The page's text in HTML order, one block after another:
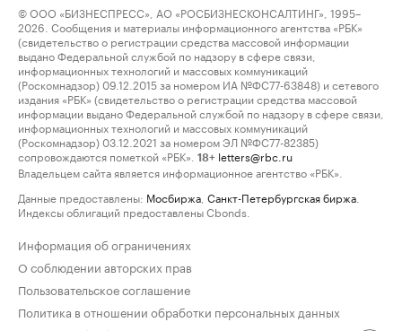
© ООО «БИЗНЕСПРЕСС», АО «РОСБИЗНЕСКОНСАЛТИНГ», 1995–
2026. Сообщения и материалы информационного агентства «РБК»
(свидетельство о регистрации средства массовой информации
выдано Федеральной службой по надзору в сфере связи,
информационных технологий и массовых коммуникаций
(Роскомнадзор) 09.12.2015 за номером ИА №ФС77-63848) и сетевого
издания «РБК» (свидетельство о регистрации средства массовой
информации выдано Федеральной службой по надзору в сфере связи,
информационных технологий и массовых коммуникаций
(Роскомнадзор) 03.12.2021 за номером ЭЛ №ФС77-82385)
сопровождаются пометкой «РБК».
18+ letters@rbc.ru
Владельцем сайта является информационное агентство «РБК».
Данные предоставлены: Мосбиржа Санкт-Петербургская биржа
Индексы облигаций предоставлены Cbonds.
Информация об ограничениях
О соблюдении авторских прав
Пользовательское соглашение
Политика в отношении обработки персональных данных